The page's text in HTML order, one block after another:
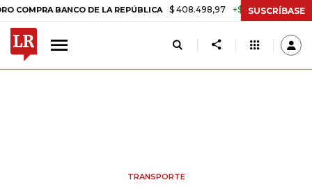
BANCO DE LA REPÚBLICA $ 408.498,97 +$ 8.753,81 +2,19%
SUSCRÍBASE
TRANSPORTE